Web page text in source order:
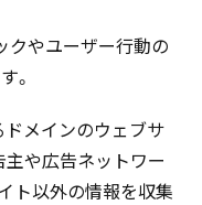
クやユーザー行動の
。
ドメインのウェブサ
主や広告ネットワー
ト以外の情報を収集